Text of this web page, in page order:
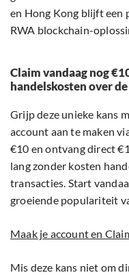
en Hong Kong blijft een
RWA blockchain-
Claim vandaag nog
handelskosten over
Grijp deze unieke kans
account aan te maken
€10 en ontvang direct
lang zonder kosten
transacties. Start
groeiende populariteit
Maak je account en
Mis deze kans niet om